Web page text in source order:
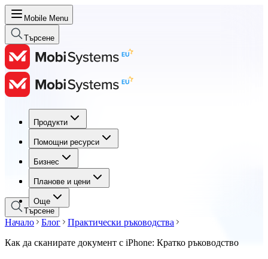
Mobile Menu
Търсене
Продукти
Помощни ресурси
Бизнес
Планове и цени
Още
Продукти
Помощни ресурси
Бизнес
Планове и цени
Търсене
Начало Блог
Практически ръководства
Как да сканирате документ с iPhone: Кратко ръководство